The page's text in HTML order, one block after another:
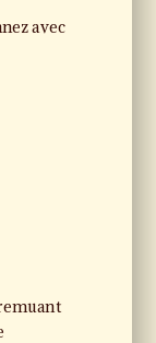
avec